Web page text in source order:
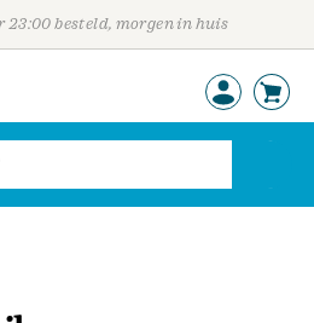
23:00 besteld, morgen in huis